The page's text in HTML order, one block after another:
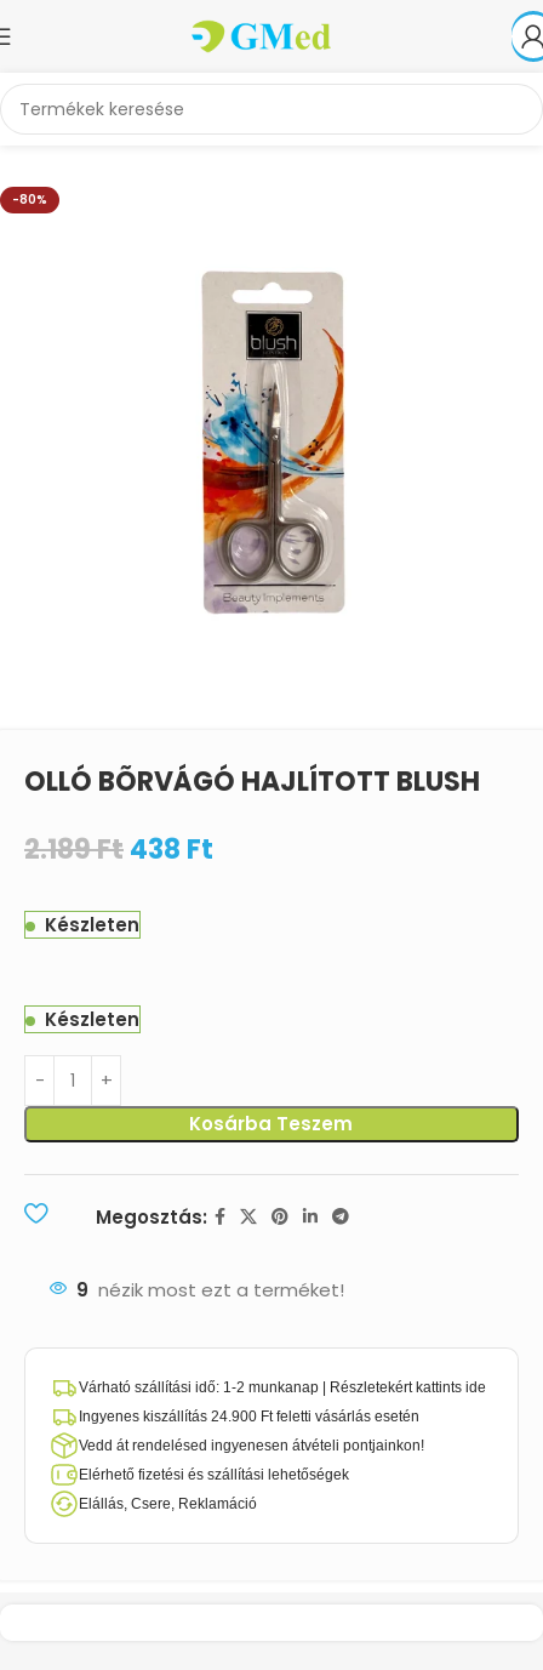
Kezdőlap Akciók
-80%
OLLÓ BÕRVÁGÓ HAJLÍTOTT BLUSH
2.189Ft438 Ft
Készleten
Készleten
Kosárba Teszem
Megosztás:
9 nézik most ezt a terméket!
Várható szállítási idő: 1-2 munkanap | Részletekért kattints ide
Ingyenes kiszállítás 24.900 Ft feletti vásárlás esetén
Vedd át rendelésed ingyenesen átvételi pontjainkon!
Elérhető fizetési és szállítási lehetőségek
Elállás, Csere, Reklamáció